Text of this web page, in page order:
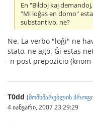
En "Bildoj kaj
"Mi loĝas en domo"
substantivo, ne?
Ne. La verbo "loĝi" ne
stato, ne ago. Ĝi estas
-n post prepozicio
T0dd (მომხმარებლის
4 იანვარი, 2007 23:29:29